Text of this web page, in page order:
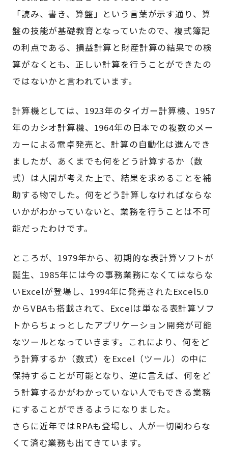
「読み、書き、算盤」という言葉が示す通り、算
盤の技能が基礎教育となっていたので、複式簿記
の利点である、損益計算と財産計算の結果での検
算がなくとも、正しい計算を行うことができたの
ではないかと言われています。
計算機としては、1923年のタイガー計算機、1957
年のカシオ計算機、1964年の日本での複数のメー
カーによる電卓発売と、計算の自動化は進んでき
ましたが、あくまでも何をどう計算するか（数
式）は人間が考えた上で、結果を求めることを補
助する物でした。何をどう計算しなければならな
いかがわかっていないと、業務を行うことは不可
能だったわけです。
ところが、1979年から、初期的な表計算ソフトが
誕生、1985年には今の事務業務になくてはならな
いExcelが登場し、1994年に発売されたExcel5.0
からVBAも搭載されて、Excelは単なる表計算ソフ
トからちょっとしたアプリケーション開発が可能
なツールとなっていきます。これにより、何をど
う計算するか（数式）をExcel（ツール）の中に
保持することが可能となり、逆に言えば、何をど
う計算するかがわかっていない人でもできる業務
にすることができるようになりました。
さらに近年ではRPAも登場し、人が一切関わらな
くて済む業務も出てきています。